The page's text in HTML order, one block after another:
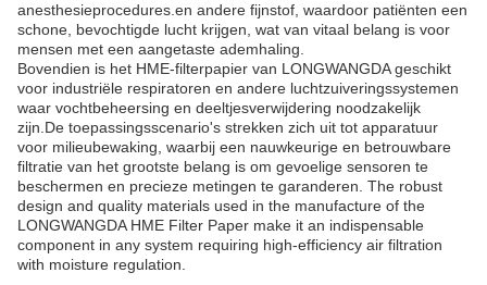
anesthesieprocedures.en andere fijnstof, waardoor patiënten een
schone, bevochtigde lucht krijgen, wat van vitaal belang is voor
mensen met een aangetaste ademhaling.
Bovendien is het HME-filterpapier van LONGWANGDA geschikt
voor industriële respiratoren en andere luchtzuiveringssystemen
waar vochtbeheersing en deeltjesverwijdering noodzakelijk
zijn.De toepassingsscenario's strekken zich uit tot apparatuur
voor milieubewaking, waarbij een nauwkeurige en betrouwbare
filtratie van het grootste belang is om gevoelige sensoren te
beschermen en precieze metingen te garanderen. The robust
design and quality materials used in the manufacture of the
LONGWANGDA HME Filter Paper make it an indispensable
component in any system requiring high-efficiency air filtration
with moisture regulation.